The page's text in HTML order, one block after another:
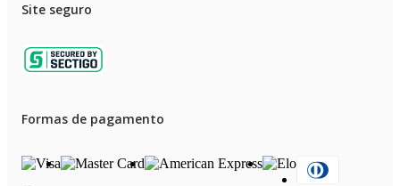
Site seguro
Formas de pagamento